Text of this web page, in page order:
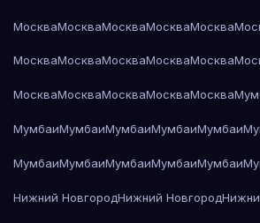
МоскваМоскваМоскваМоскваМосква
МоскваМоскваМоскваМоскваМосква
МоскваМоскваМоскваМоскваМосква
МумбаиМумбаиМумбаиМумбаиМумбаи
МумбаиМумбаиМумбаиМумбаиМумбаи
Нижний НовгородНижний Новгород